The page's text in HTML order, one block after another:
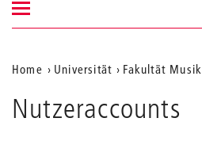
Navigation &
Suche
Navigation
ein-/ausblenden
Aktuelle
Position
auf
Home Universität Fakultät Musik
Nutzeraccounts